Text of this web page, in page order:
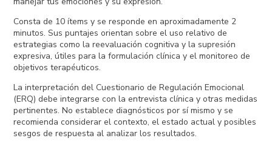
Consta de 10 ítems y se responde en aproximadamente 2
minutos. Sus puntajes orientan sobre el uso relativo de
estrategias como la reevaluación cognitiva y la supresión
expresiva, útiles para la formulación clínica y el monitoreo de
objetivos terapéuticos.
La interpretación del Cuestionario de Regulación Emocional
(ERQ) debe integrarse con la entrevista clínica y otras medidas
pertinentes. No establece diagnósticos por sí mismo y se
recomienda considerar el contexto, el estado actual y posibles
sesgos de respuesta al analizar los resultados.